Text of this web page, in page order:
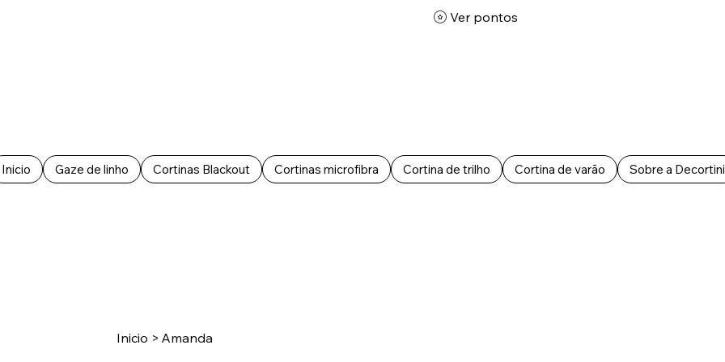
Inicio Gaze de linho Cortinas Blackout Cortinas microfibra Cortina de trilho Cortina de varão Sobre a Decortini
Ver pontos
Inicio > Amanda